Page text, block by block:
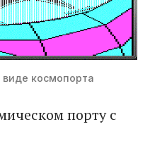
космопорта
порту с